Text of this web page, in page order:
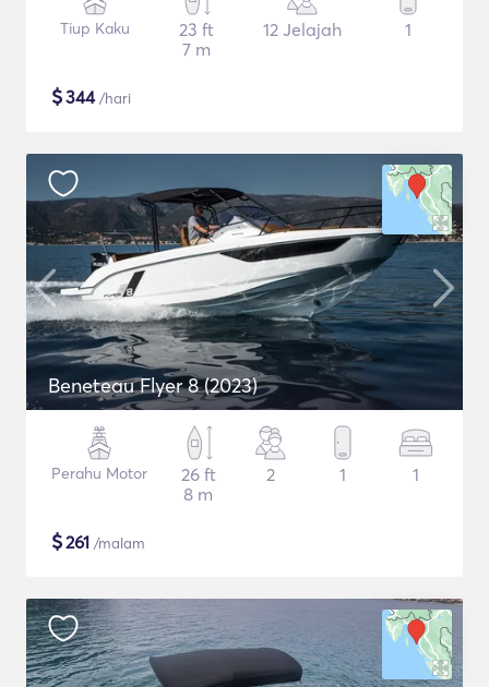
Tiup Kaku
23 ft
7 m
12 Jelajah 1
$344/hari
Beneteau Flyer 8 (2023)
Perahu Motor
26 ft
8 m
2 1 1
$261 /malam